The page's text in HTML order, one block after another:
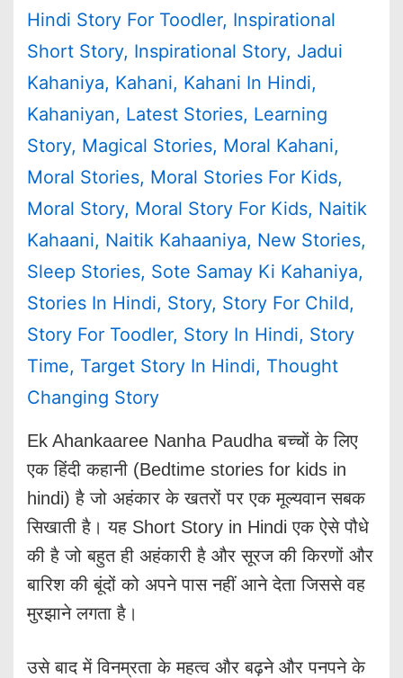
Hindi Story For Toodler, Inspirational
Short Story, Inspirational Story, Jadui
Kahaniya, Kahani, Kahani In Hindi,
Kahaniyan, Latest Stories, Learning
Story, Magical Stories, Moral Kahani,
Moral Stories, Moral Stories For Kids,
Moral Story, Moral Story For Kids, Naitik
Kahaani, Naitik Kahaaniya, New Stories,
Sleep Stories, Sote Samay Ki Kahaniya,
Stories In Hindi, Story, Story For Child,
Story For Toodler, Story In Hindi, Story
Time, Target Story In Hindi, Thought
Changing Story
Ek Ahankaaree Nanha Paudha बच्चों के लिए
एक हिंदी कहानी (Bedtime stories for kids in
hindi) है जो अहंकार के खतरों पर एक मूल्यवान सबक
सिखाती है। यह Short Story in Hindi एक ऐसे पौधे
की है जो बहुत ही अहंकारी है और सूरज की किरणों और
बारिश की बूंदों को अपने पास नहीं आने देता जिससे वह
मुरझाने लगता है।
उसे बाद में विनम्रता के महत्व और बढ़ने और पनपने के